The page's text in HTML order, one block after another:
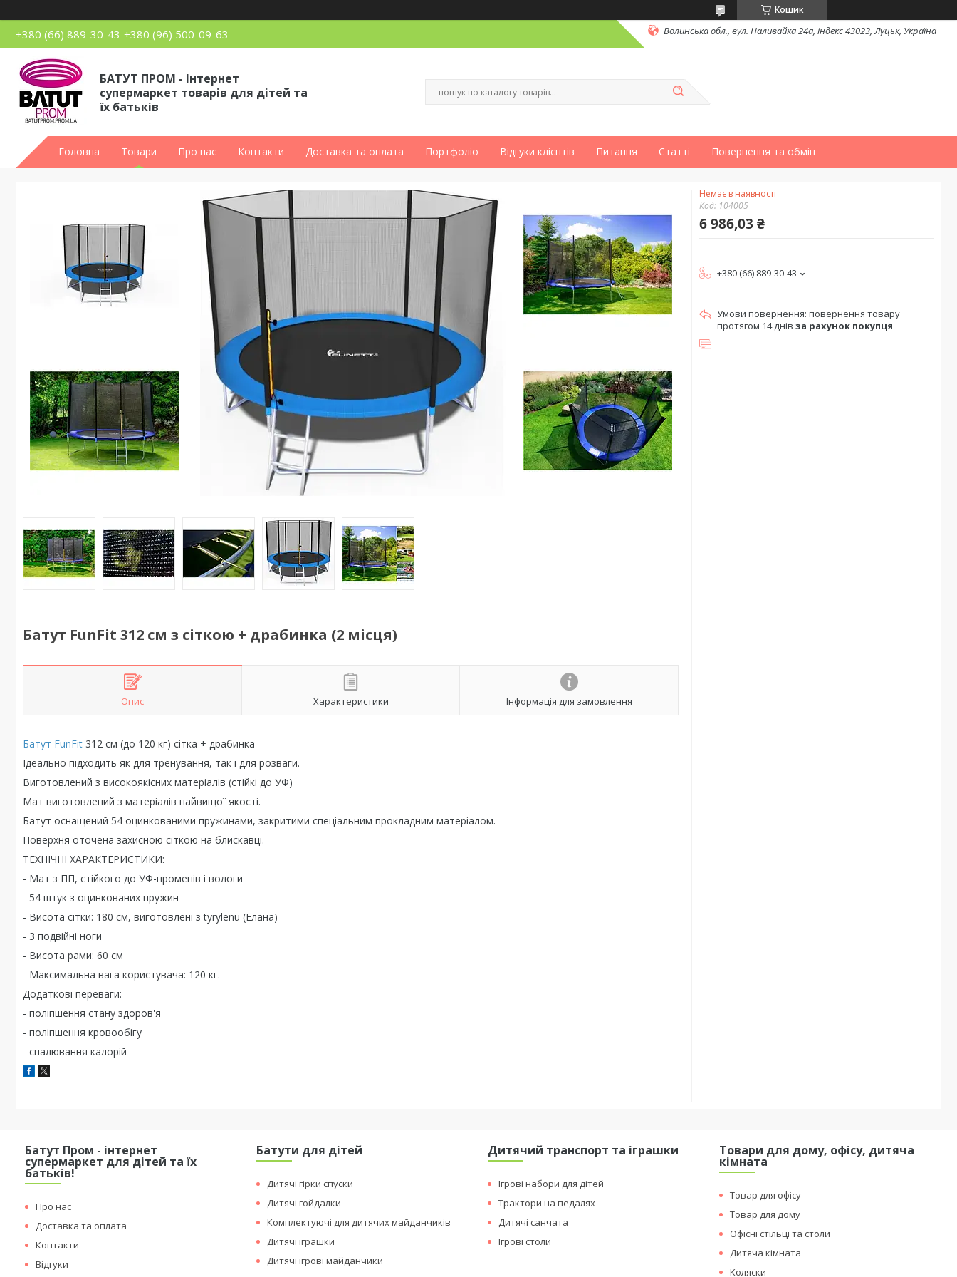
Кошик
+380 (66) 889-30-43 +380 (96) 500-09-63 Волинська обл., вул. Наливайка 24а, індекс 43023, Луцьк, Україна
БАТУТ ПРОМ - Інтернет
супермаркет товарів для дітей та
їх батьків
Головна Товари Про нас Контакти Доставка та оплата Портфоліо Відгуки клієнтів Питання Статті Повернення та обмін
Батут FunFit 312 см з сіткою + драбинка (2 місця)
Опис Характеристики Інформація для замовлення
Батут FunFit 312 см (до 120 кг) сітка + драбинка
Ідеально підходить як для тренування, так і для розваги.
Виготовлений з високоякісних матеріалів (стійкі до УФ)
Мат виготовлений з матеріалів найвищої якості.
Батут оснащений 54 оцинкованими пружинами, закритими спеціальним прокладним матеріалом.
Поверхня оточена захисною сіткою на блискавці.
ТЕХНІЧНІ ХАРАКТЕРИСТИКИ:
- Мат з ПП, стійкого до УФ-променів і вологи
- 54 штук з оцинкованих пружин
- Висота сітки: 180 см, виготовлені з tyrylenu (Елана)
- 3 подвійні ноги
- Висота рами: 60 см
- Максимальна вага користувача: 120 кг.
Додаткові переваги:
- поліпшення стану здоров'я
- поліпшення кровообігу
- спалювання калорій
Немає в наявності
Код: 104005
6 986,03 ₴
+380 (66) 889-30-43
повернення товару
протягом 14 днів за рахунок покупця
Батут Пром - інтернет
супермаркет для дітей та їх
батьків!
Про нас
Доставка та оплата
Контакти
Відгуки
Батути для дітей
Дитячі гірки спуски
Дитячі гойдалки
Комплектуючі для дитячих майданчиків
Дитячі іграшки
Дитячі ігрові майданчики
Дитячий транспорт та іграшки
Ігрові набори для дітей
Трактори на педалях
Дитячі санчата
Ігрові столи
Товари для дому, офісу, дитяча
кімната
Товар для офісу
Товар для дому
Офісні стільці та столи
Дитяча кімната
Коляски